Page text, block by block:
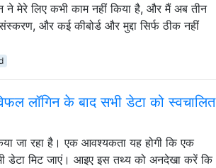
ने मेरे लिए कभी काम नहीं किया है, और मैं अब तीन
और कई कीबोर्ड और मुद्दा सिर्फ ठीक नहीं
लॉगिन के बाद सभी डेटा को स्वचालित
जा रहा है। एक आवश्यकता यह होगी कि एक
डेटा मिट जाएं। आइए इस तथ्य को अनदेखा करें कि